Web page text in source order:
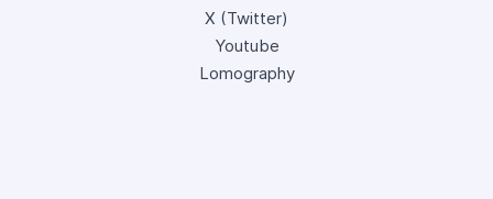
X (Twitter)
Youtube
Lomography